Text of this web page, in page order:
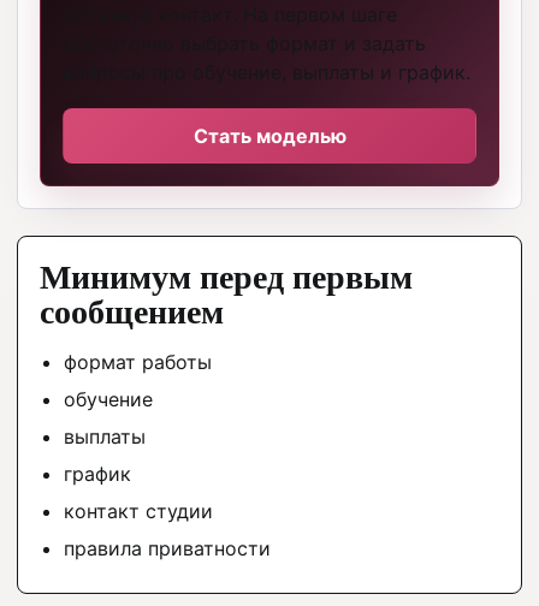
Оставьте контакт. На первом шаге
достаточно выбрать формат и задать
вопросы про обучение, выплаты и график.
Стать моделью
Минимум перед первым
сообщением
формат работы
обучение
выплаты
график
контакт студии
правила приватности